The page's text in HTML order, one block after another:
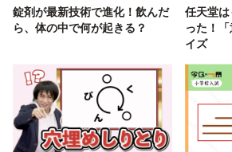
錠剤が最新技術で進化！飲んだ
ら、体の中で何が起きる？
任天堂
った！
イズ